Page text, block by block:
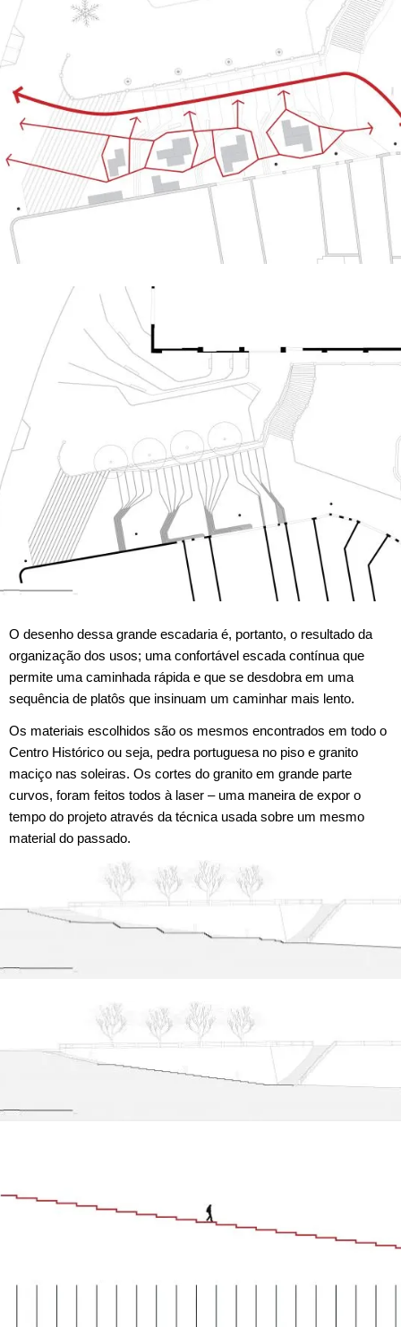
O desenho dessa grande escadaria é, portanto, o resultado da
organização dos usos; uma confortável escada contínua que
permite uma caminhada rápida e que se desdobra em uma
sequência de platôs que insinuam um caminhar mais lento.
Os materiais escolhidos são os mesmos encontrados em todo o
Centro Histórico ou seja, pedra portuguesa no piso e granito
maciço nas soleiras. Os cortes do granito em grande parte
curvos, foram feitos todos à laser – uma maneira de expor o
tempo do projeto através da técnica usada sobre um mesmo
material do passado.